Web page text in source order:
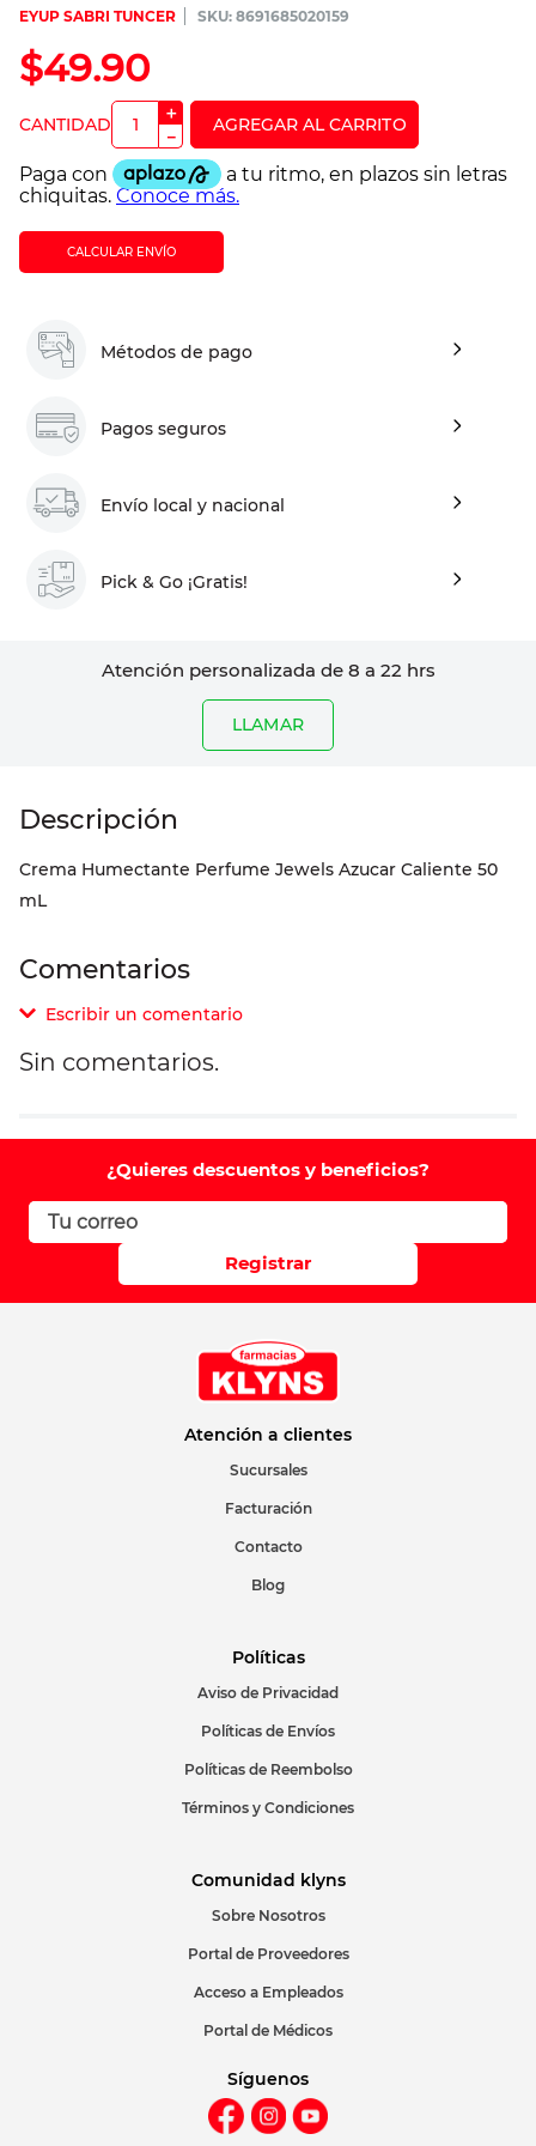
EYUP SABRI TUNCER :8691685020159
$49.90
＋
－
CALCULAR ENVÍO
Métodos de pago
Pagos seguros
Envío local y nacional
Pick & Go ¡Gratis!
Atención personalizada de 8 a 22 hrs
LLAMAR
Crema Humectante Perfume Jewels Azucar Caliente 50
mL
Comentarios
Escribir un comentario
Comentario
Califique el producto de 1 a 5 estrellas
Correo electrónico
ENVIAR COMENTARIO
Sin comentarios.
¿Quieres descuentos y beneficios?
Registrar
Atención a clientes
Sucursales
Facturación
Contacto
Blog
Políticas
Aviso de Privacidad
Políticas de Envíos
Políticas de Reembolso
Términos y Condiciones
Comunidad klyns
Sobre Nosotros
Portal de Proveedores
Acceso a Empleados
Portal de Médicos
Síguenos